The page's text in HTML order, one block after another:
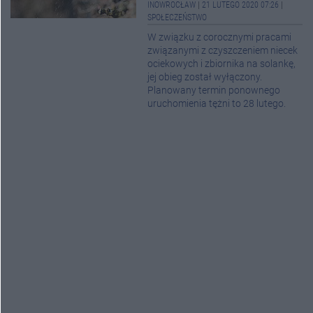
INOWROCŁAW 21 LUTEGO 2020 07:26
SPOŁECZEŃSTWO
W związku z corocznymi pracami
związanymi z czyszczeniem niecek
ociekowych i zbiornika na solankę,
jej obieg został wyłączony.
Planowany termin ponownego
uruchomienia tężni to 28 lutego.